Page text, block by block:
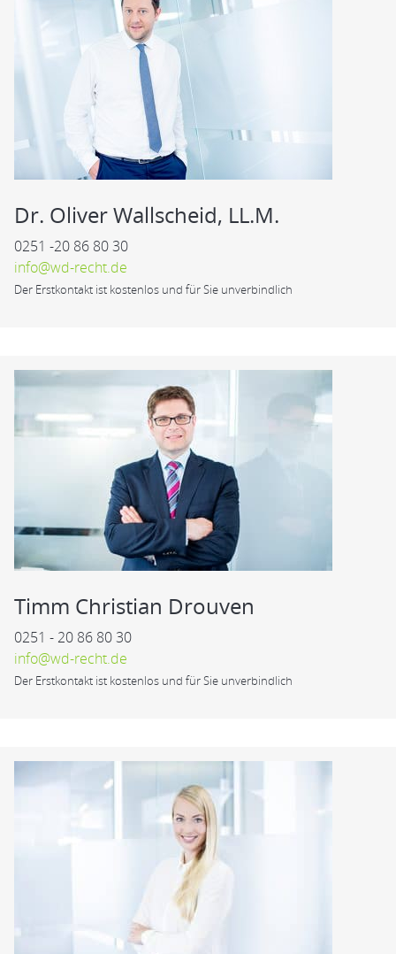
Dr. Oliver Wallscheid, LL.M.
0251 -20 86 80 30
info@wd-recht.de
Der Erstkontakt ist kostenlos und für Sie unverbindlich
Timm Christian Drouven
0251 - 20 86 80 30
info@wd-recht.de
Der Erstkontakt ist kostenlos und für Sie unverbindlich